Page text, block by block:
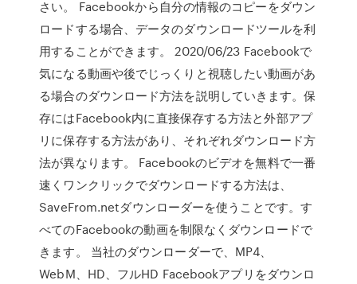
さい。 Facebookから自分の情報のコピーをダウン
ロードする場合、データのダウンロードツールを利
用することができます。 2020/06/23 Facebookで
気になる動画や後でじっくりと視聴したい動画があ
る場合のダウンロード方法を説明していきます。保
存にはFacebook内に直接保存する方法と外部アプ
リに保存する方法があり、それぞれダウンロード方
法が異なります。 Facebookのビデオを無料で一番
速くワンクリックでダウンロードする方法は、
SaveFrom.netダウンローダーを使うことです。す
べてのFacebookの動画を制限なくダウンロードで
きます。 当社のダウンローダーで、MP4、
WebM、HD、フルHD Facebookアプリをダウンロ